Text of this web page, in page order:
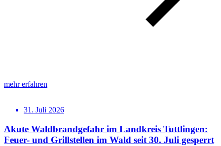
mehr erfahren
31. Juli 2026
Akute Waldbrandgefahr im Landkreis Tuttlingen:
Feuer- und Grillstellen im Wald seit 30. Juli gesperrt